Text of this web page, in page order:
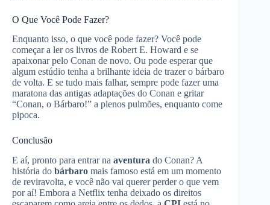
O Que Você Pode Fazer?
Enquanto isso, o que você pode fazer? Você pode
começar a ler os livros de Robert E. Howard e se
apaixonar pelo Conan de novo. Ou pode esperar que
algum estúdio tenha a brilhante ideia de trazer o bárbaro
de volta. E se tudo mais falhar, sempre pode fazer uma
maratona das antigas adaptações do Conan e gritar
“Conan, o Bárbaro!” a plenos pulmões, enquanto come
pipoca.
Conclusão
E aí, pronto para entrar na aventura do Conan? A
história do bárbaro mais famoso está em um momento
de reviravolta, e você não vai querer perder o que vem
por aí! Embora a Netflix tenha deixado os direitos